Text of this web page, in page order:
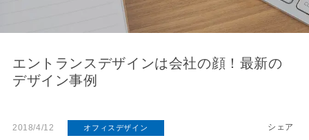
エントランスデザインは会社の顔！最新の
デザイン事例
2018/4/12 オフィスデザイン シェア